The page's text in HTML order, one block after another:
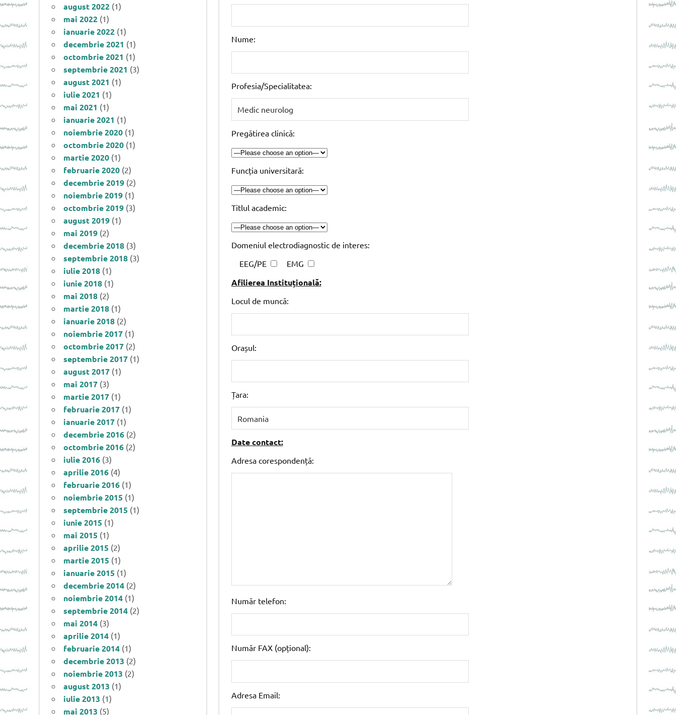
Nume:
Profesia/Specialitatea:
Pregătirea clinică:
Funcția universitară:
Titlul academic:
Domeniul electrodiagnostic de interes:
EEG/PE
EMG
Afilierea Instituțională:
Locul de muncă:
Orașul:
Țara:
Date contact:
Adresa corespondență:
Număr telefon:
Număr FAX (opțional):
Adresa Email:
august 2022 (1)
mai 2022 (1)
ianuarie 2022 (1)
decembrie 2021 (1)
octombrie 2021 (1)
septembrie 2021 (3)
august 2021 (1)
iulie 2021 (1)
mai 2021 (1)
ianuarie 2021 (1)
noiembrie 2020(1)
octombrie 2020(1)
martie 2020(1)
februarie 2020(2)
decembrie 2019(2)
noiembrie 2019(1)
octombrie 2019(3)
august 2019(1)
mai 2019(2)
decembrie 2018(3)
septembrie 2018(3)
iulie 2018(1)
iunie 2018(1)
mai 2018(2)
martie 2018(1)
ianuarie 2018(2)
noiembrie 2017(1)
octombrie 2017(2)
septembrie 2017(1)
august 2017(1)
mai 2017(3)
martie 2017(1)
februarie 2017(1)
ianuarie 2017(1)
decembrie 2016(2)
octombrie 2016(2)
iulie 2016(3)
aprilie 2016(4)
februarie 2016(1)
noiembrie 2015(1)
septembrie 2015(1)
iunie 2015(1)
mai 2015(1)
aprilie 2015(2)
martie 2015(1)
ianuarie 2015(1)
decembrie 2014(2)
noiembrie 2014(1)
septembrie 2014(2)
mai 2014(3)
aprilie 2014(1)
februarie 2014(1)
decembrie 2013 (2)
noiembrie 2013 (2)
august 2013 (1)
iulie 2013 (1)
mai 2013 (5)